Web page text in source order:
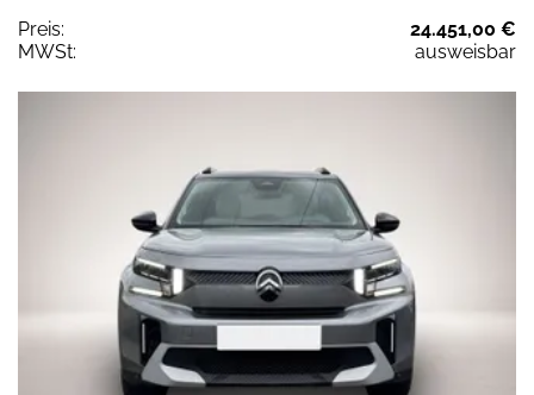
Preis:
24.451,00 €
MWSt:
ausweisbar